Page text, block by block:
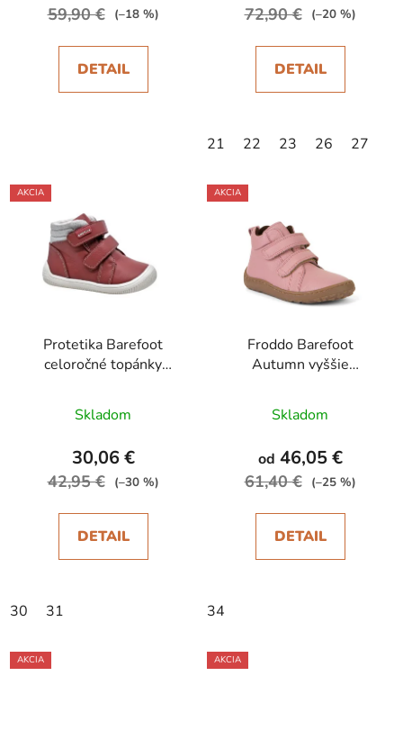
59,90 € (–18 %)
DETAIL
72,90 € (–20 %)
DETAIL
21 22 23 26 27
AKCIA
Protetika Barefoot
celoročné topánky
Skladom
30,06 €
42,95 € (–30 %)
DETAIL
30 31
AKCIA
Froddo Barefoot
Autumn vyššie
Skladom
od 46,05 €
61,40 € (–25 %)
DETAIL
34
AKCIA AKCIA